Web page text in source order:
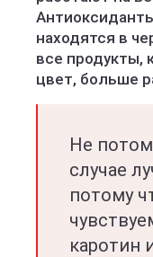
находятся в
все продукты,
цвет, больше
Не
случае
потому
каротин